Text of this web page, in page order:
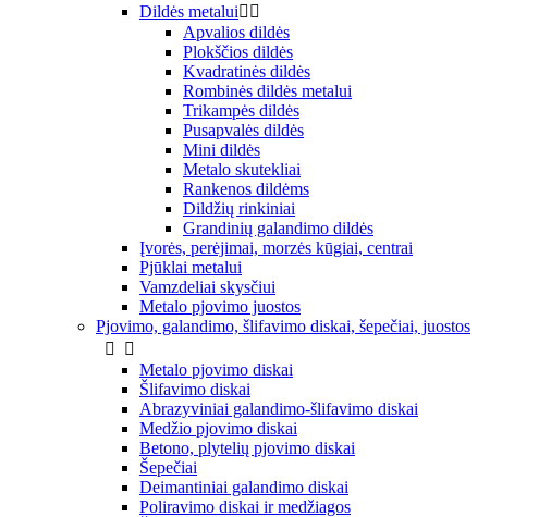
Dildės metalui 
Apvalios dildės
Plokščios dildės
Kvadratinės dildės
Rombinės dildės metalui
Trikampės dildės
Pusapvalės dildės
Mini dildės
Metalo skutekliai
Rankenos dildėms
Dildžių rinkiniai
Grandinių galandimo dildės
Įvorės, perėjimai, morzės kūgiai, centrai
Pjūklai metalui
Vamzdeliai skysčiui
Metalo pjovimo juostos
Pjovimo, galandimo, šlifavimo diskai, šepečiai, juostos


Metalo pjovimo diskai
Šlifavimo diskai
Abrazyviniai galandimo-šlifavimo diskai
Medžio pjovimo diskai
Betono, plytelių pjovimo diskai
Šepečiai
Deimantiniai galandimo diskai
Poliravimo diskai ir medžiagos